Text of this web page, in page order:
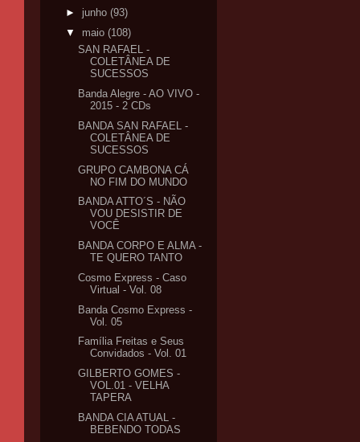
► junho (93)
▼ maio (108)
SAN RAFAEL -
COLETÂNEA DE
SUCESSOS
Banda Alegre - AO VIVO -
2015 - 2 CDs
BANDA SAN RAFAEL -
COLETÂNEA DE
SUCESSOS
GRUPO CAMBONA CÁ
NO FIM DO MUNDO
BANDA ATTO´S - NÃO
VOU DESISTIR DE
VOCÊ
BANDA CORPO E ALMA -
TE QUERO TANTO
Cosmo Express - Caso
Virtual - Vol. 08
Banda Cosmo Express -
Vol. 05
Família Freitas e Seus
Convidados - Vol. 01
GILBERTO GOMES -
VOL.01 - VELHA
TAPERA
BANDA CIA ATUAL -
BEBENDO TODAS